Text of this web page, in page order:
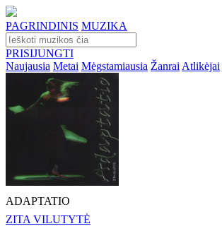
PAGRINDINIS MUZIKA
PRISIJUNGTI
Naujausia Metai Mėgstamiausia Žanrai Atlikėjai
ADAPTATIO
ZITA VILUTYTĖ